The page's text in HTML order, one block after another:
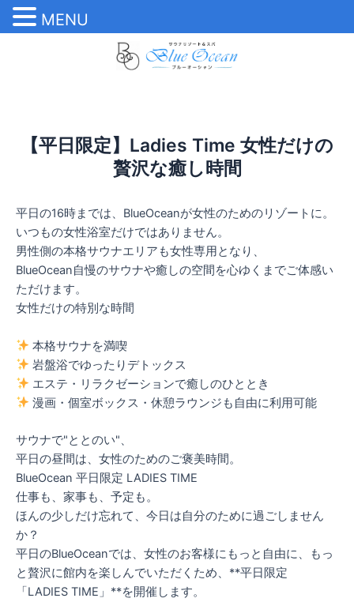
【平日限定】Ladies Time 女性だけの
贅沢な癒し時間
平日の16時までは、BlueOceanが女性のためのリゾートに。
いつもの女性浴室だけではありません。
男性側の本格サウナエリアも女性専用となり、
BlueOcean自慢のサウナや癒しの空間を心ゆくまでご体感い
ただけます。
女性だけの特別な時間
本格サウナを満喫
岩盤浴でゆったりデトックス
エステ・リラクゼーションで癒しのひととき
漫画・個室ボックス・休憩ラウンジも自由に利用可能
サウナで"ととのい"、
平日の昼間は、女性のためのご褒美時間。
BlueOcean 平日限定 LADIES TIME
仕事も、家事も、予定も。
ほんの少しだけ忘れて、今日は自分のために過ごしません
か？
平日のBlueOceanでは、女性のお客様にもっと自由に、もっ
と贅沢に館内を楽しんでいただくため、**平日限定
「LADIES TIME」**を開催します。
MENU